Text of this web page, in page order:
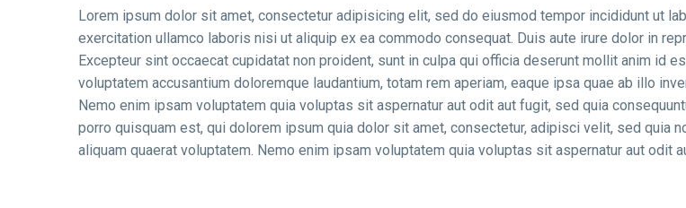
Lorem ipsum dolor sit amet, consectetur adipisicing elit, sed do eiusmod tempor incididunt ut
exercitation ullamco laboris nisi ut aliquip ex ea commodo consequat. Duis aute irure dolor in
Excepteur sint occaecat cupidatat non proident, sunt in culpa qui officia deserunt mollit anim id
voluptatem accusantium doloremque laudantium, totam rem aperiam, eaque ipsa quae ab illo
Nemo enim ipsam voluptatem quia voluptas sit aspernatur aut odit aut fugit, sed quia
porro quisquam est, qui dolorem ipsum quia dolor sit amet, consectetur, adipisci velit, sed quia
aliquam quaerat voluptatem. Nemo enim ipsam voluptatem quia voluptas sit aspernatur aut odit